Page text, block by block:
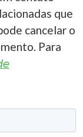
que
cancelar o
Para